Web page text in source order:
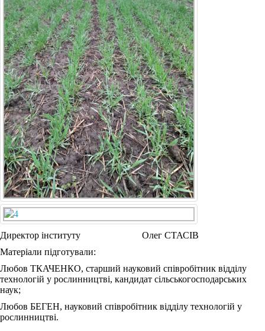
Директор інституту Олег СТАСІВ
Матеріали підготували:
Любов ТКАЧЕНКО, старший науковий співробітник відділу
технологій у рослинництві, кандидат сільськогосподарських
наук;
Любов БЕГЕН, науковий співробітник відділу технологій у
рослинництві.